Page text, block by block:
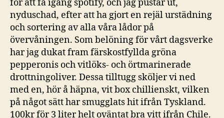
för att få igång spotify, och jag pustar ut,
nyduschad, efter att ha gjort en rejäl urstädning
och sortering av alla våra lådor på
övervåningen. Som belöning för vårt dagsverke
har jag dukat fram färskostfyllda gröna
pepperonis och vitlöks- och örtmarinerade
drottningoliver. Dessa tilltugg sköljer vi ned
med en, hör å häpna, vit box chillienskt, vilken
på något sätt har smugglats hit ifrån Tyskland.
100kr för 3 liter helt oväntat bra vitt ifrån Chile.